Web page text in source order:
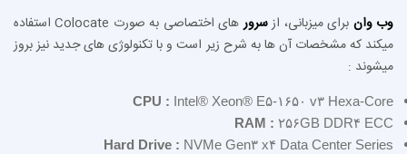
وب وان برای میزبانی، ازسرور
های اختصاصی به صورت Colocate استفاده
میکند که مشخصات آن ها به شرح زیر است و با تکنولوژی های جدید نیز بروز
میشوند :
CPU : Intel® Xeon® E۵-۱۶۵۰ v۳ Hexa-Core
RAM : ۲۵۶GB DDR۴ ECC
Hard Drive : NVMe Gen۳ x۴ Data Center Series